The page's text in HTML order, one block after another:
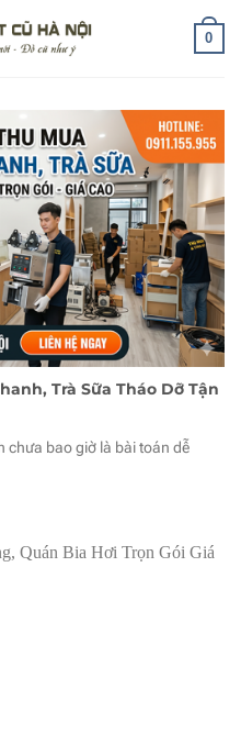
0
Trà Sữa Tháo Dỡ Tận
chưa bao giờ là bài toán dễ